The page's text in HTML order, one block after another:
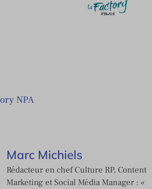
NPA
Marc Michiels
Rédacteur en chef Culture RP, Content
Marketing et Social Média Manager : «